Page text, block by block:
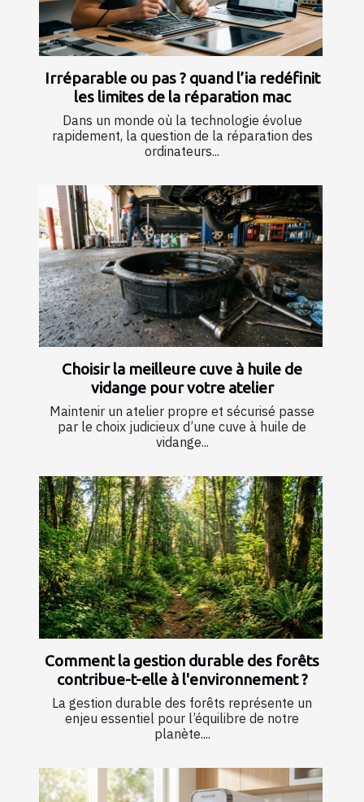
Irréparable ou pas ? quand l’ia redéfinit
les limites de la réparation mac
Dans un monde où la technologie évolue
rapidement, la question de la réparation des
ordinateurs...
Choisir la meilleure cuve à huile de
vidange pour votre atelier
Maintenir un atelier propre et sécurisé passe
par le choix judicieux d’une cuve à huile de
vidange...
Comment la gestion durable des forêts
contribue-t-elle à l'environnement ?
La gestion durable des forêts représente un
enjeu essentiel pour l’équilibre de notre
planète....